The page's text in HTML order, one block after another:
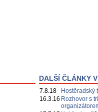
DALŠÍ ČLÁNKY
7.8.18
Hostěradský
16.3.16 Rozhovor s